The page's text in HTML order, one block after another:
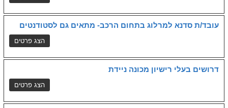
עובד/ת סדנא למרלוג בתחום הרכב- מתאים גם לסטודנטים
דרושים בעלי רישיון מכונה ניידת